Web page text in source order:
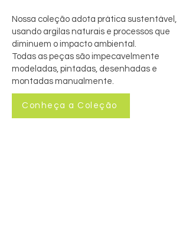
Nossa coleção adota prática sustentável,
usando argilas naturais e processos que
diminuem o impacto ambiental.
Todas as peças são impecavelmente
modeladas, pintadas, desenhadas e
montadas manualmente.
Conheça a Coleção